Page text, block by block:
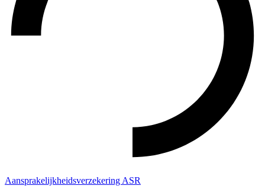
Aansprakelijkheidsverzekering ASR